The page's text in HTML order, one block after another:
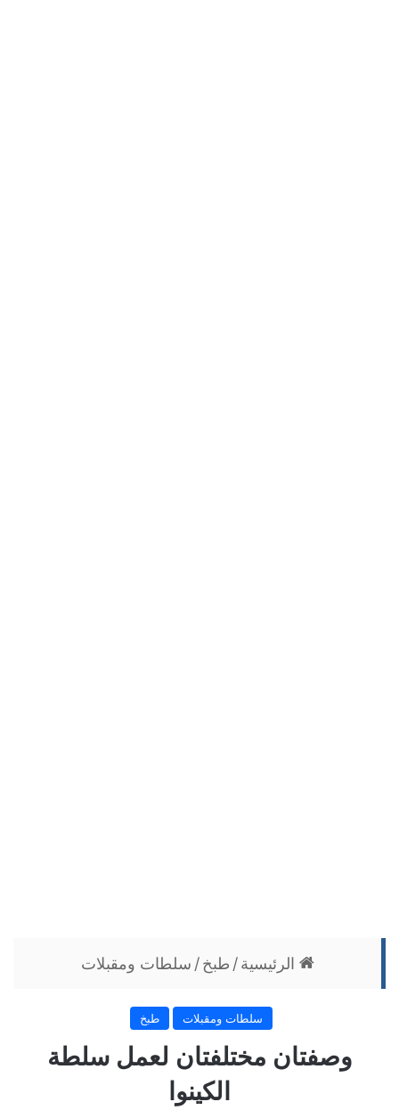
الرئيسية / طبخ / سلطات ومقبلات
سلطات ومقبلات طبخ
وصفتان مختلفتان لعمل سلطة
الكينوا